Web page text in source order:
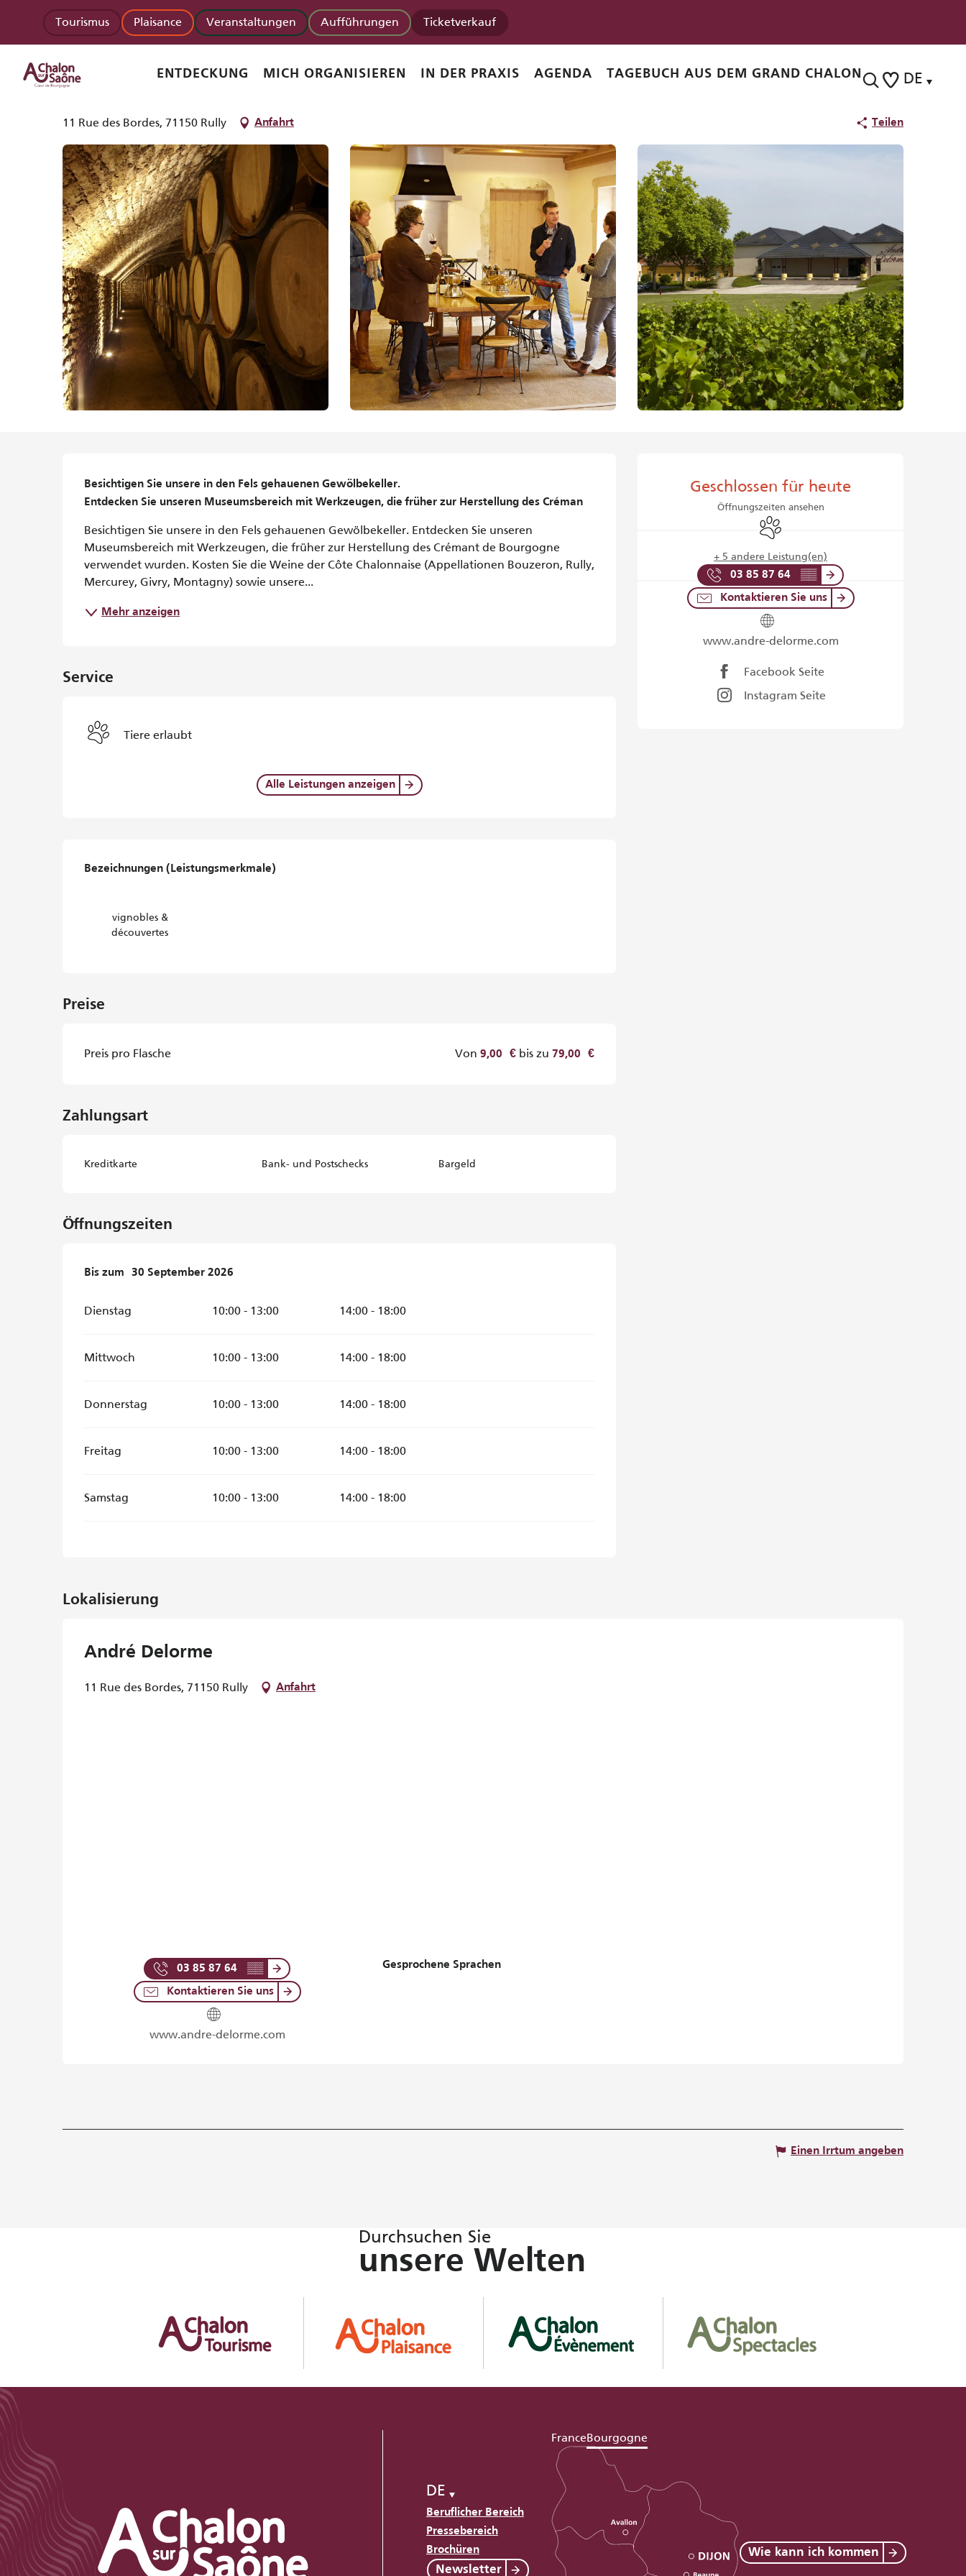
contenu
principal
DE
Tourismus Plaisance Veranstaltungen Aufführungen Ticketverkauf
ENTDECKUNG MICH ORGANISIEREN IN DER PRAXIS AGENDA TAGEBUCH AUS DEM GRAND CHALON
Startseite André Delorme
André Delorme
11 Rue des Bordes, 71150 Rully Anfahrt Teilen
Geschlossen für heute
Öffnungszeiten ansehen
Tiere erlaubt
+ 5 andere Leistung(en)
03 85 87 64 ▒▒
Kontaktieren Sie uns
www.andre-delorme.com
Facebook Seite
Instagram Seite
Besichtigen Sie unsere in den Fels gehauenen Gewölbekeller.
Entdecken Sie unseren Museumsbereich mit Werkzeugen, die früher zur Herstellung des Créman
Besichtigen Sie unsere in den Fels gehauenen Gewölbekeller. Entdecken Sie unseren
Museumsbereich mit Werkzeugen, die früher zur Herstellung des Crémant de Bourgogne
verwendet wurden. Kosten Sie die Weine der Côte Chalonnaise (Appellationen Bouzeron, Rully,
Mercurey, Givry, Montagny) sowie unsere...
Mehr anzeigen
Service
Tiere erlaubt
Alle Leistungen anzeigen
Leistungensmöglichkeiten
Bezeichnungen (Leistungsmerkmale)
Bezeichnungen (Leistungsmerkmale)
vignobles &
découvertes
Preise
Preis pro Flasche Von9,00 € bis zu79,00 €
Zahlungsart
Kreditkarte Bank- und Postschecks Bargeld
Öffnungszeiten
vom1 April 2026bis zum30 September 2026
Bis zum 30 September 2026
Dienstag 10:00 - 13:00 14:00 - 18:00
Mittwoch 10:00 - 13:00 14:00 - 18:00
Donnerstag 10:00 - 13:00 14:00 - 18:00
Freitag 10:00 - 13:00 14:00 - 18:00
Samstag 10:00 - 13:00 14:00 - 18:00
Lokalisierung
André Delorme
11 Rue des Bordes, 71150 Rully Anfahrt
03 85 87 64 ▒▒
Kontaktieren Sie uns
www.andre-delorme.com
Gesprochene Sprachen
Gesprochene Sprachen
Einen Irrtum angeben
Durchsuchen Sie
unsere Welten
DE
Beruflicher Bereich
Pressebereich
Brochüren
Newsletter
FranceBourgogne
Wie kann ich kommen